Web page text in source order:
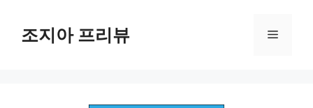
조지아 프리뷰 메